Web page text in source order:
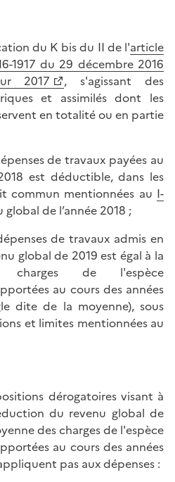
du K bis du II de l'article
1917 du 29 décembre 2016
2017
, s'agissant des
et assimilés dont les
en totalité ou en partie
de travaux payées au
est déductible, dans les
commun mentionnées au I-
global de l’année 2018 ;
de travaux admis en
global de 2019 est égal à la
charges de l'espèce
au cours des années
dite de la moyenne), sous
et limites mentionnées au
dérogatoires visant à
du revenu global de
des charges de l'espèce
au cours des années
pas aux dépenses :